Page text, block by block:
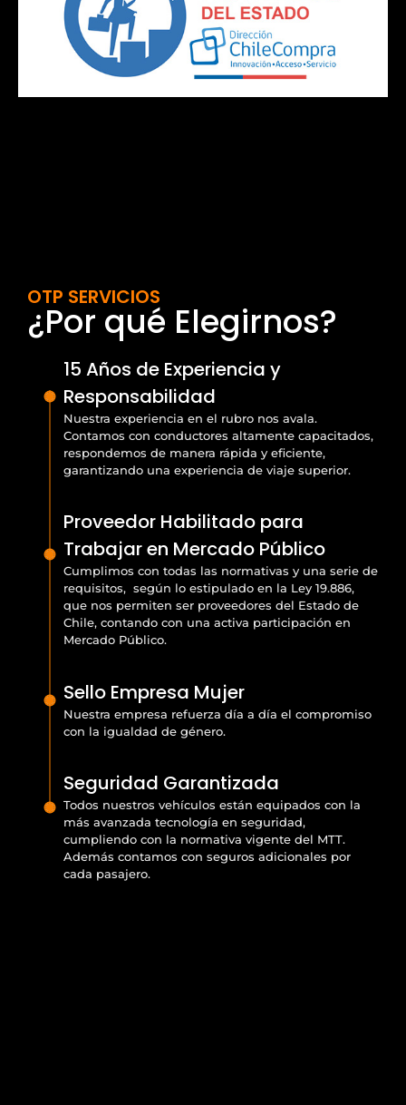
OTP SERVICIOS
¿Por qué Elegirnos?
15 Años de Experiencia y
Responsabilidad
Nuestra experiencia en el rubro nos avala.
Contamos con conductores altamente capacitados,
respondemos de manera rápida y eficiente,
garantizando una experiencia de viaje superior.
Proveedor Habilitado para
Trabajar en Mercado Público
Cumplimos con todas las normativas y una serie de
requisitos, según lo estipulado en la Ley 19.886,
que nos permiten ser proveedores del Estado de
Chile, contando con una activa participación en
Mercado Público.
Sello Empresa Mujer
Nuestra empresa refuerza día a día el compromiso
con la igualdad de género.
Seguridad Garantizada
Todos nuestros vehículos están equipados con la
más avanzada tecnología en seguridad,
cumpliendo con la normativa vigente del MTT.
Además contamos con seguros adicionales por
cada pasajero.